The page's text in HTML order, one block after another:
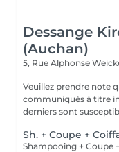
Dessange
(Auchan)
5, Rue Alphonse
Veuillez prendre note
communiqués à titre
derniers sont
Sh. + Coupe +
Shampooing + Coupe